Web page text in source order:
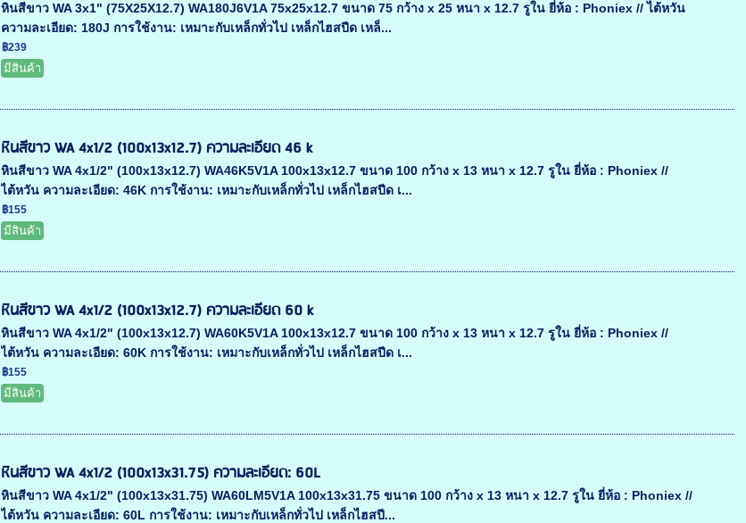
หินสีขาว WA 3x1" (75X25X12.7) WA180J6V1A 75x25x12.7 ขนาด 75 กว้าง x 25 หนา x 12.7 รูใน ยี่ห้อ : Phoniex // ไต้หวัน
ความละเอียด: 180J การใช้งาน: เหมาะกับเหล็กทั่วไป เหล็กไฮสปีด เหล็...
฿239
มีสินค้า
หินสีขาว WA 4x1/2 (100x13x12.7) ความละเอียด 46 k
หินสีขาว WA 4x1/2" (100x13x12.7) WA46K5V1A 100x13x12.7 ขนาด 100 กว้าง x 13 หนา x 12.7 รูใน ยี่ห้อ : Phoniex //
ไต้หวัน ความละเอียด: 46K การใช้งาน: เหมาะกับเหล็กทั่วไป เหล็กไฮสปีด เ...
฿155
มีสินค้า
หินสีขาว WA 4x1/2 (100x13x12.7) ความละเอียด 60 k
หินสีขาว WA 4x1/2" (100x13x12.7) WA60K5V1A 100x13x12.7 ขนาด 100 กว้าง x 13 หนา x 12.7 รูใน ยี่ห้อ : Phoniex //
ไต้หวัน ความละเอียด: 60K การใช้งาน: เหมาะกับเหล็กทั่วไป เหล็กไฮสปีด เ...
฿155
มีสินค้า
หินสีขาว WA 4x1/2 (100x13x31.75) ความละเอียด: 60L
หินสีขาว WA 4x1/2" (100x13x31.75) WA60LM5V1A 100x13x31.75 ขนาด 100 กว้าง x 13 หนา x 12.7 รูใน ยี่ห้อ : Phoniex //
ไต้หวัน ความละเอียด: 60L การใช้งาน: เหมาะกับเหล็กทั่วไป เหล็กไฮสปี...